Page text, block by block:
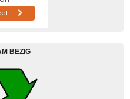
BEZIG